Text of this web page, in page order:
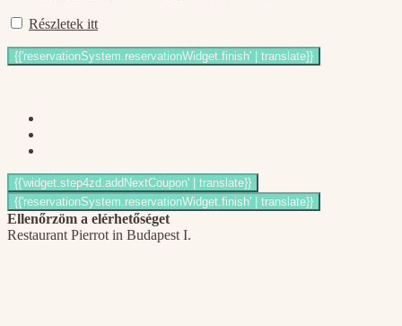
Részletek itt
Ellenőrzöm a elérhetőséget
Restaurant Pierrot in Budapest I.